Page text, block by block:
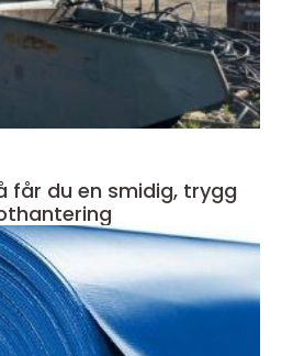
får du en smidig, trygg